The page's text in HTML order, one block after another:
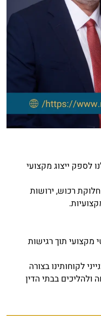
לספק ייצוג מקצועי
רכוש, ירושות
מקצועי תוך רגישות
לקוחותינו בצורה
ולהליכים בבתי הדין